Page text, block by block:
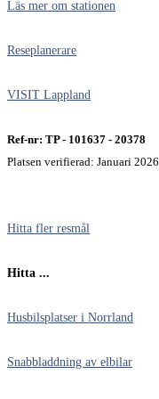
Läs mer om stationen
Reseplanerare
VISIT Lappland
Ref-nr: TP - 101637 - 20378
Platsen verifierad: Januari 2026
Hitta fler resmål
Hitta ...
Husbilsplatser i Norrland
Snabbladdning av elbilar